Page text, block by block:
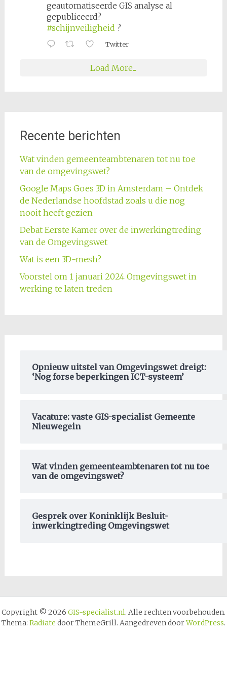
geautomatiseerde GIS analyse al
gepubliceerd?
#schijnveiligheid ?
Twitter
Load More...
Recente berichten
Wat vinden gemeenteambtenaren tot nu toe
van de omgevingswet?
Google Maps Goes 3D in Amsterdam – Ontdek
de Nederlandse hoofdstad zoals u die nog
nooit heeft gezien
Debat Eerste Kamer over de inwerkingtreding
van de Omgevingswet
Wat is een 3D-mesh?
Voorstel om 1 januari 2024 Omgevingswet in
werking te laten treden
Opnieuw uitstel van Omgevingswet dreigt:
‘Nog forse beperkingen ICT-systeem’
Vacature: vaste GIS-specialist Gemeente
Nieuwegein
Wat vinden gemeenteambtenaren tot nu toe
van de omgevingswet?
Gesprek over Koninklijk Besluit-
inwerkingtreding Omgevingswet
Copyright © 2026 GIS-specialist.nl. Alle rechten voorbehouden.
Thema: Radiate door ThemeGrill. Aangedreven doorWordPress.